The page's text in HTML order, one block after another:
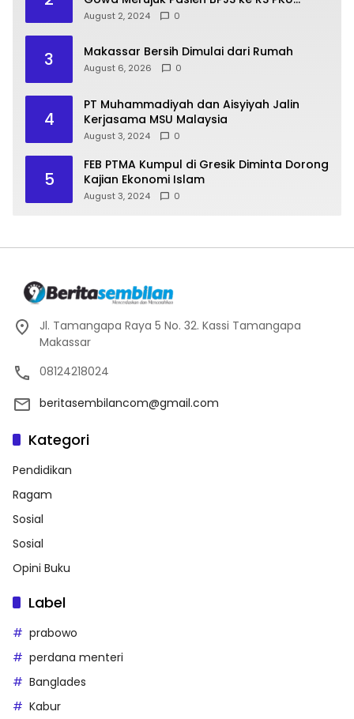
Muhammadiyah Unismuh Makassar
August 2, 2024 0
3 Makassar Bersih Dimulai dari Rumah
August 6, 2026 0
4
PT Muhammadiyah dan Aisyiyah Jalin
Kerjasama MSU Malaysia
August 3, 2024 0
5
FEB PTMA Kumpul di Gresik Diminta Dorong
Kajian Ekonomi Islam
August 3, 2024 0
Jl. Tamangapa Raya 5 No. 32. Kassi Tamangapa
Makassar
08124218024
beritasembilancom@gmail.com
Kategori
Pendidikan
Ragam
Sosial
Sosial
Opini Buku
Label
prabowo
perdana menteri
Banglades
Kabur